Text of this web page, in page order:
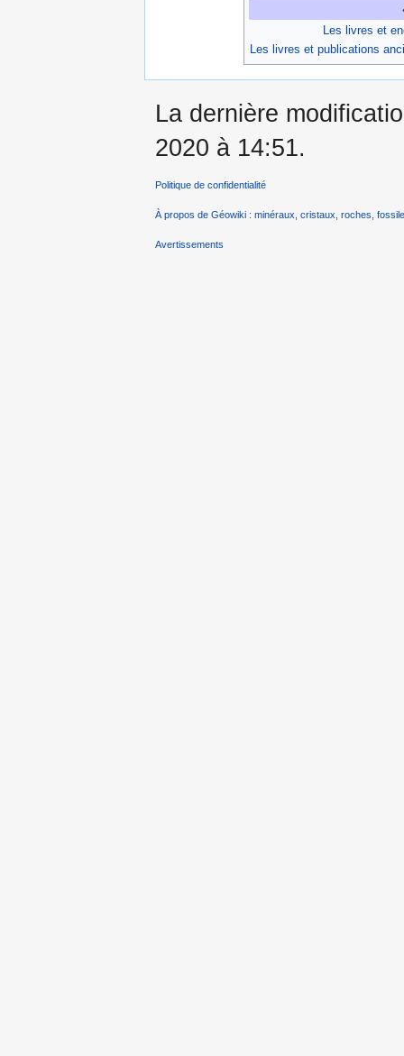
Les livres et
Les livres et publications
La dernière
2020 à 14:51.
Politique de confidentialité
À propos de Géowiki : minéraux, cristaux, roches,
Avertissements